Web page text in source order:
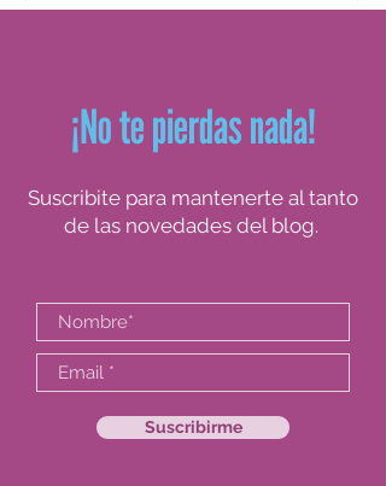
¡No te pierdas nada!
Suscribite para mantenerte al tanto
de las novedades del blog.
Suscribirme